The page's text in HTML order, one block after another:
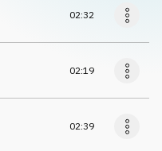
02:32
02:19
02:39